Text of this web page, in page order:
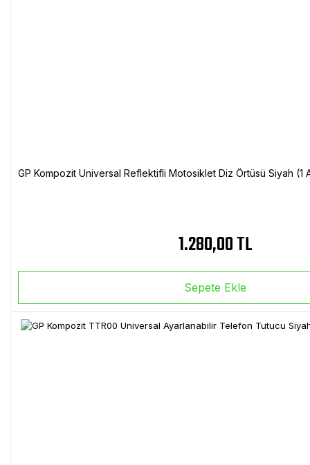
GP Kompozit Universal Reflektifli Motosiklet Diz Örtüsü Siyah
1.280,00 TL
Sepete Ekle